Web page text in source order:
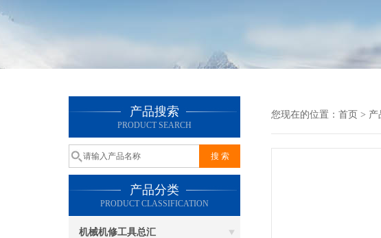
产品搜索
PRODUCT SEARCH
产品分类
PRODUCT CLASSIFICATION
机械机修工具总汇
您现在的位置： 首页 > 产